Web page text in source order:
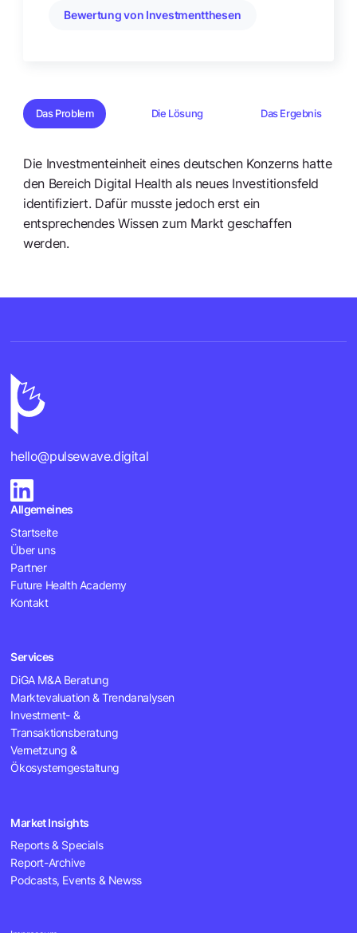
Bewertung von Investmentthesen
Das Problem Die Lösung Das Ergebnis
Die Investmenteinheit eines deutschen Konzerns hatte
den Bereich Digital Health als neues Investitionsfeld
identifiziert. Dafür musste jedoch erst ein
entsprechendes Wissen zum Markt geschaffen
werden.
hello@pulsewave.digital
Allgemeines
Startseite
Über uns
Partner
Future Health Academy
Kontakt
Services
DiGA M&A Beratung
Marktevaluation & Trendanalysen
Investment- &
Transaktionsberatung
Vernetzung &
Ökosystemgestaltung
Market Insights
Reports & Specials
Report-Archive
Podcasts, Events & Newss